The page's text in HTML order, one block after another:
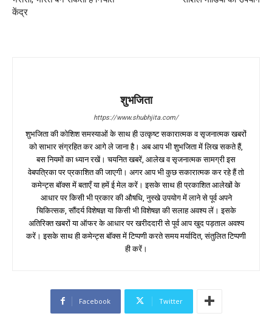
केंद्र
शुभजिता
https://www.shubhjita.com/
शुभजिता की कोशिश समस्याओं के साथ ही उत्कृष्ट सकारात्मक व सृजनात्मक खबरों
को साभार संग्रहित कर आगे ले जाना है। अब आप भी शुभजिता में लिख सकते हैं,
बस नियमों का ध्यान रखें। चयनित खबरें, आलेख व सृजनात्मक सामग्री इस
वेबपत्रिका पर प्रकाशित की जाएगी। अगर आप भी कुछ सकारात्मक कर रहे हैं तो
कमेन्ट्स बॉक्स में बताएँ या हमें ई मेल करें। इसके साथ ही प्रकाशित आलेखों के
आधार पर किसी भी प्रकार की औषधि, नुस्खे उपयोग में लाने से पूर्व अपने
चिकित्सक, सौंदर्य विशेषज्ञ या किसी भी विशेषज्ञ की सलाह अवश्य लें। इसके
अतिरिक्त खबरों या ऑफर के आधार पर खरीददारी से पूर्व आप खुद पड़ताल अवश्य
करें। इसके साथ ही कमेन्ट्स बॉक्स में टिप्पणी करते समय मर्यादित, संतुलित टिप्पणी
ही करें।
Facebook Twitter